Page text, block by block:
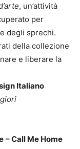
, un’attività
per
degli sprechi.
della collezione
e liberare la
Italiano
– Call Me Home